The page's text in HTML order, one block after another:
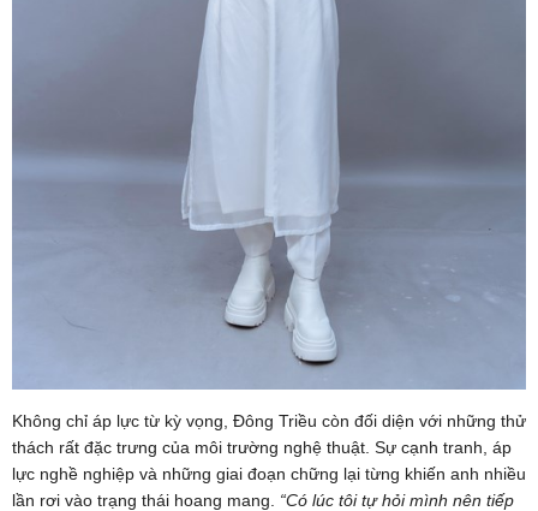
Không chỉ áp lực từ kỳ vọng, Đông Triều còn đối diện với những thử
thách rất đặc trưng của môi trường nghệ thuật. Sự cạnh tranh, áp
lực nghề nghiệp và những giai đoạn chững lại từng khiến anh nhiều
lần rơi vào trạng thái hoang mang. “Có lúc tôi tự hỏi mình nên tiếp